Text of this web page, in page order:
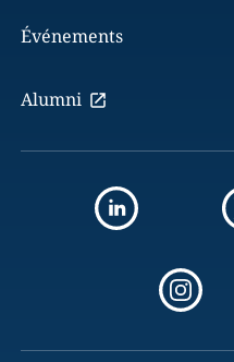
Événements
Alumni